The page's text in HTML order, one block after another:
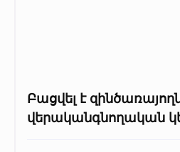
Բացվել է
վերականգնողական